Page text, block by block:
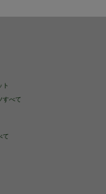
ト
すべて
て